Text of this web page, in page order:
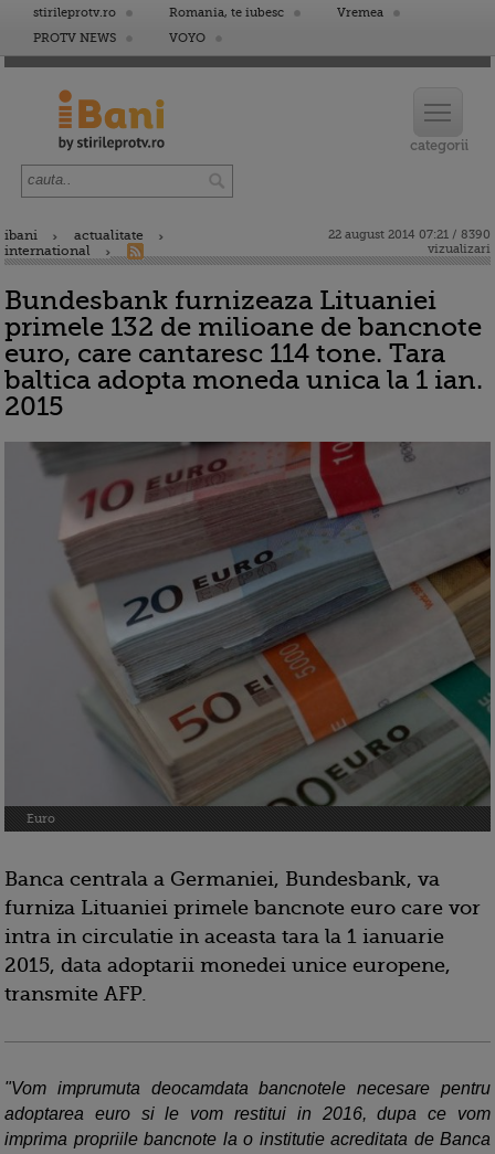
stirileprotv.ro Romania, te iubesc
Vremea
PROTV NEWS
VOYO
ibani
actualitate
international
22 august 2014 07:21 / 8390
vizualizari
Bundesbank furnizeaza Lituaniei
primele 132 de milioane de bancnote
euro, care cantaresc 114 tone. Tara
baltica adopta moneda unica la 1 ian.
2015
Euro
Banca centrala a Germaniei, Bundesbank, va
furniza Lituaniei primele bancnote euro care vor
intra in circulatie in aceasta tara la 1 ianuarie
2015, data adoptarii monedei unice europene,
transmite AFP.
"Vom imprumuta deocamdata bancnotele necesare pentru
adoptarea euro si le vom restitui in 2016, dupa ce vom
imprima propriile bancnote la o institutie acreditata de Banca